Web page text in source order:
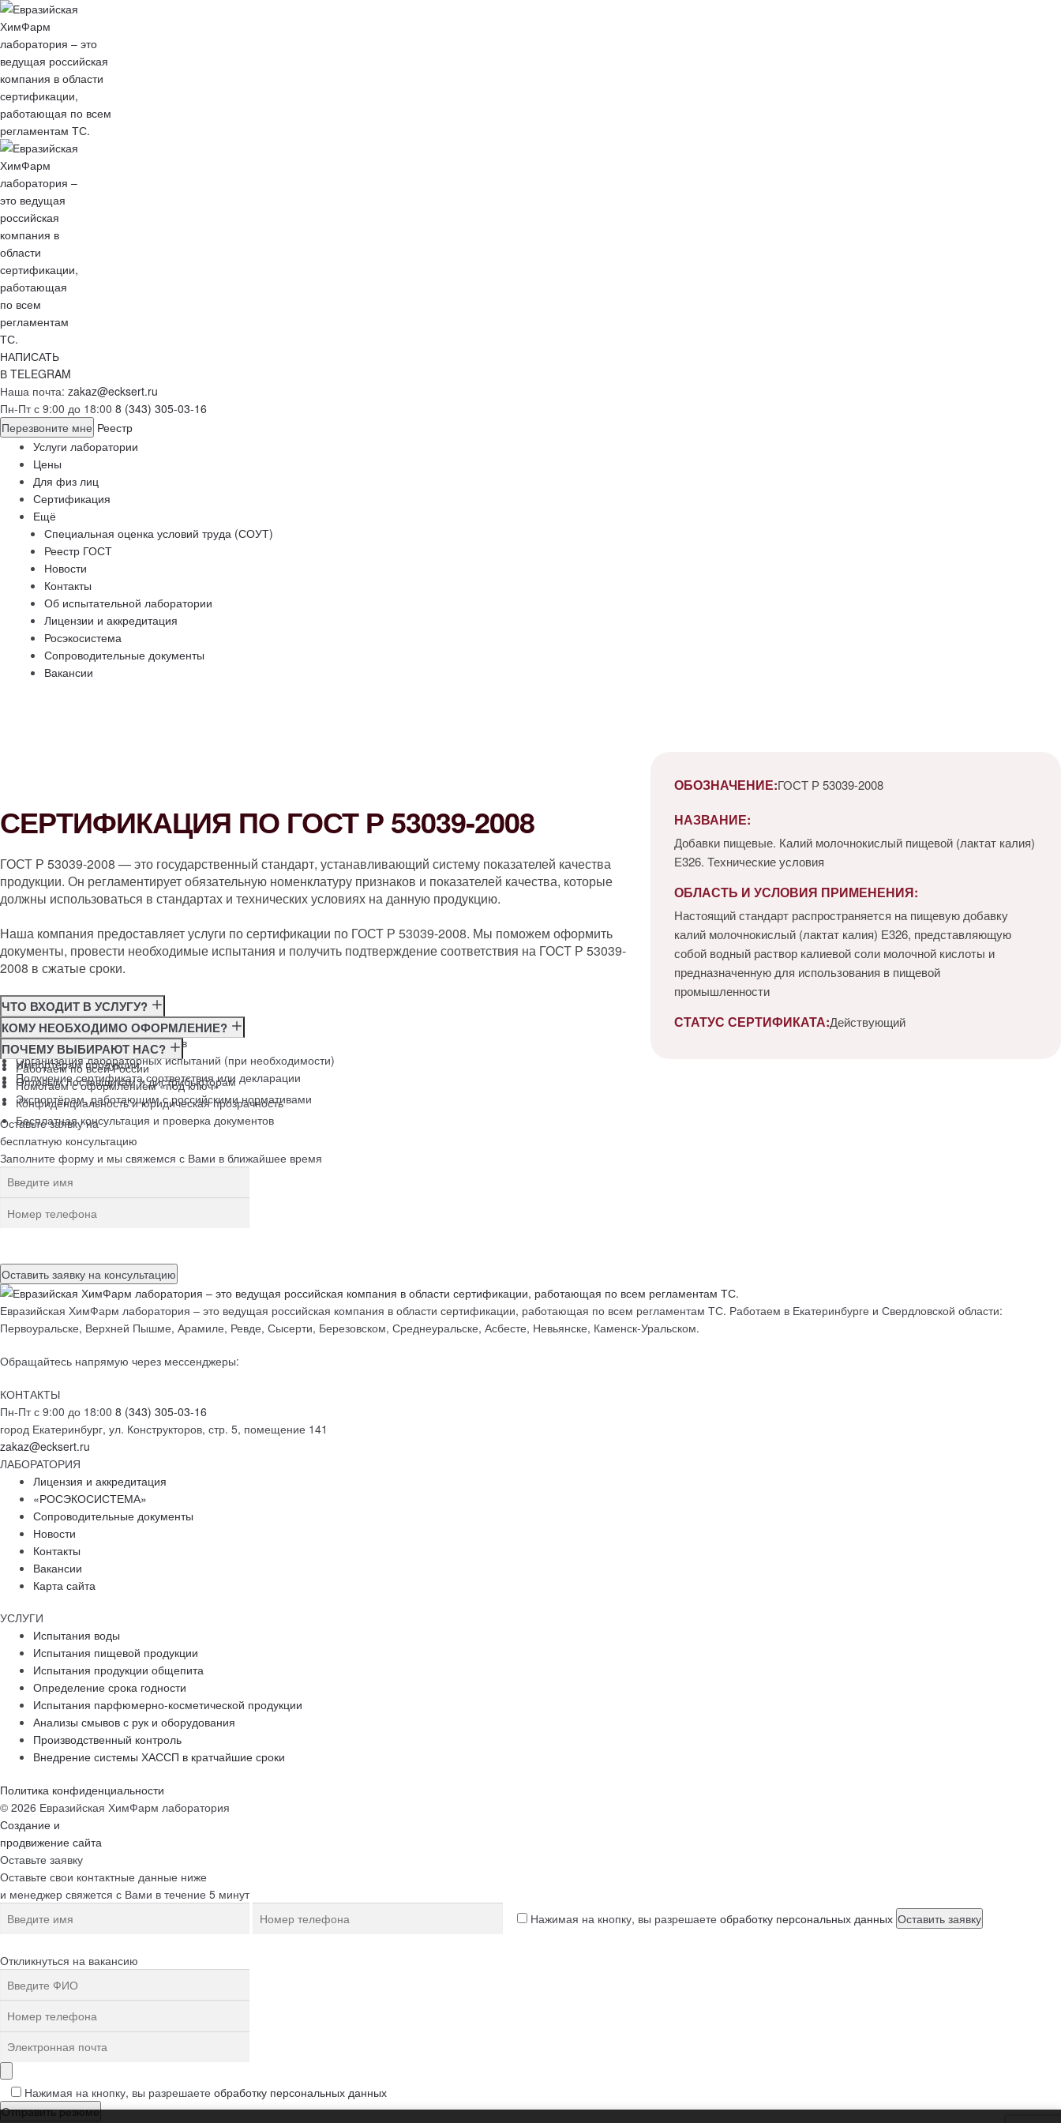
НАПИСАТЬ
В TELEGRAM
Наша почта: zakaz@ecksert.ru
Пн-Пт с 9:00 до 18:00 8 (343) 305-03-16
Перезвоните мне Реестр
Услуги лаборатории
Цены
Для физ лиц
Сертификация
Ещё
Специальная оценка условий труда (СОУТ)
Реестр ГОСТ
Новости
Контакты
Об испытательной лаборатории
Лицензии и аккредитация
Росэкосистема
Сопроводительные документы
Вакансии
СЕРТИФИКАЦИЯ ПО ГОСТ Р 53039-2008
ГОСТ Р 53039-2008 — это государственный стандарт, устанавливающий систему показателей качества
продукции. Он регламентирует обязательную номенклатуру признаков и показателей качества, которые
должны использоваться в стандартах и технических условиях на данную продукцию.
Наша компания предоставляет услуги по сертификации по ГОСТ Р 53039-2008. Мы поможем оформить
документы, провести необходимые испытания и получить подтверждение соответствия на ГОСТ Р 53039-
2008 в сжатые сроки.
ЧТО ВХОДИТ В УСЛУГУ?
Консультация по требованиям ГОСТ
Подготовка и подача документов
Организация лабораторных испытаний (при необходимости)
Получение сертификата соответствия или декларации
КОМУ НЕОБХОДИМО ОФОРМЛЕНИЕ?
Производителям
Импортёрам продукции
Оптовым поставщикам и дистрибьюторам
Экспортёрам, работающим с российскими нормативами
ПОЧЕМУ ВЫБИРАЮТ НАС?
Работаем по всей России
Помогаем с оформлением «под ключ»
Конфиденциальность и юридическая прозрачность
Бесплатная консультация и проверка документов
ОБОЗНАЧЕНИЕ:ГОСТ Р 53039-2008
НАЗВАНИЕ:
Добавки пищевые. Калий молочнокислый пищевой (лактат калия)
Е326. Технические условия
ОБЛАСТЬ И УСЛОВИЯ ПРИМЕНЕНИЯ:
Настоящий стандарт распространяется на пищевую добавку
калий молочнокислый (лактат калия) Е326, представляющую
собой водный раствор калиевой соли молочной кислоты и
предназначенную для использования в пищевой
промышленности
СТАТУС СЕРТИФИКАТА:Действующий
Оставьте заявку на
бесплатную консультацию
Заполните форму и мы свяжемся с Вами в ближайшее время
Евразийская ХимФарм лаборатория – это ведущая российская компания в области сертификации, работающая по всем регламентам ТС. Работаем в Екатеринбурге и Свердловской области:
Первоуральске, Верхней Пышме, Арамиле, Ревде, Сысерти, Березовском, Среднеуральске, Асбесте, Невьянске, Каменск-Уральском.
Обращайтесь напрямую через мессенджеры:
КОНТАКТЫ
Пн-Пт с 9:00 до 18:00 8 (343) 305-03-16
город Екатеринбург, ул. Конструкторов, стр. 5, помещение 141
zakaz@ecksert.ru
ЛАБОРАТОРИЯ
Лицензия и аккредитация
«РОСЭКОСИСТЕМА»
Сопроводительные документы
Новости
Контакты
Вакансии
Карта сайта
УСЛУГИ
Испытания воды
Испытания пищевой продукции
Испытания продукции общепита
Определение срока годности
Испытания парфюмерно-косметической продукции
Анализы смывов с рук и оборудования
Производственный контроль
Внедрение системы ХАССП в кратчайшие сроки
Политика конфиденциальности
© 2026 Евразийская ХимФарм лаборатория
Создание и
продвижение сайта
Оставьте заявку
Оставьте свои контактные данные ниже
и менеджер свяжется с Вами в течение 5 минут
Нажимая на кнопку, вы разрешаете обработку персональных данных
Откликнуться на вакансию
Нажимая на кнопку, вы разрешаете обработку персональных данных